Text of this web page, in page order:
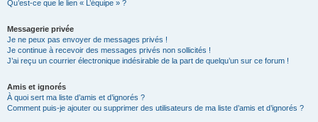
Qu’est-ce que le lien « L’équipe » ?
Messagerie privée
Je ne peux pas envoyer de messages privés !
Je continue à recevoir des messages privés non sollicités !
J’ai reçu un courrier électronique indésirable de la part de quelqu’un sur ce forum !
Amis et ignorés
À quoi sert ma liste d’amis et d’ignorés ?
Comment puis-je ajouter ou supprimer des utilisateurs de ma liste d’amis et d’ignorés ?